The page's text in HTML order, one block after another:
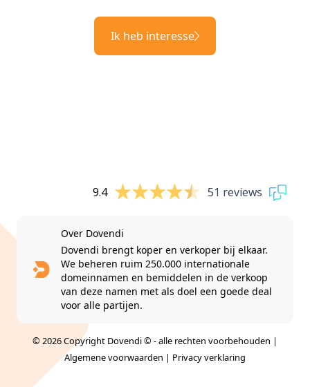
Ik heb interesse
9.4 51 reviews
Over Dovendi
Dovendi brengt koper en verkoper bij elkaar.
We beheren ruim 250.000 internationale
domeinnamen en bemiddelen in de verkoop
van deze namen met als doel een goede deal
voor alle partijen.
© 2026 Copyright Dovendi © - alle rechten voorbehouden |
Algemene voorwaarden | Privacy verklaring